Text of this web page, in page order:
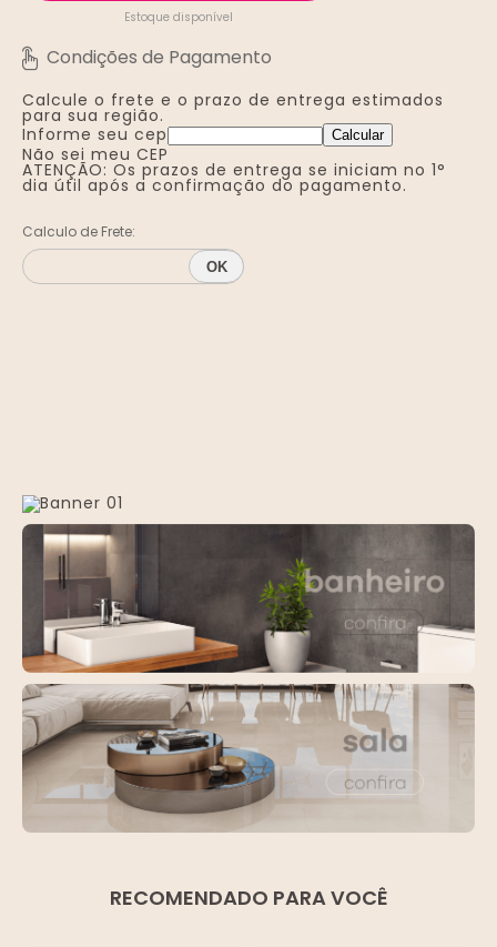
Estoque disponível
Calcule o frete e o prazo de entrega estimados
para sua região.
Informe seu cep
Calcular
Não sei meu CEP
ATENÇÃO: Os prazos de entrega se iniciam no 1°
dia útil após a confirmação do pagamento.
Calculo de Frete:
RECOMENDADO PARA VOCÊ